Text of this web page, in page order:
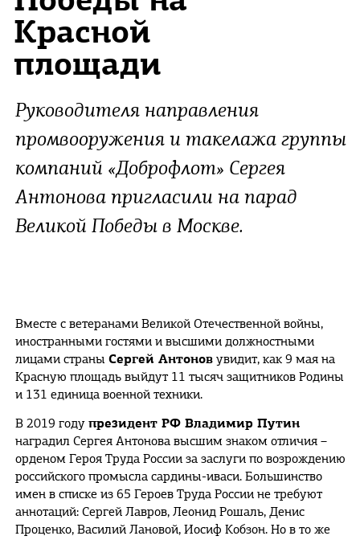
Красной
площади
Руководителя направления
промвооружения и такелажа группы
компаний «Доброфлот» Сергея
Антонова пригласили на парад
Великой Победы в Москве.
Вместе с ветеранами Великой Отечественной войны,
иностранными гостями и высшими должностными
лицами страны Сергей Антонов увидит, как 9 мая на
Красную площадь выйдут 11 тысяч защитников Родины
и 131 единица военной техники.
В 2019 году президент РФ Владимир Путин
наградил Сергея Антонова высшим знаком отличия –
орденом Героя Труда России за заслуги по возрождению
российского промысла сардины-иваси. Большинство
имен в списке из 65 Героев Труда России не требуют
аннотаций: Сергей Лавров, Леонид Рошаль, Денис
Проценко, Василий Лановой, Иосиф Кобзон. Но в то же